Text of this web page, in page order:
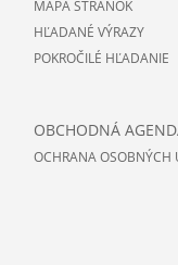
MAPA STRÁNOK
HĽADANÉ VÝRAZY
POKROČILÉ HĽADANIE
OBCHODNÁ
OCHRANA OSOBNÝCH